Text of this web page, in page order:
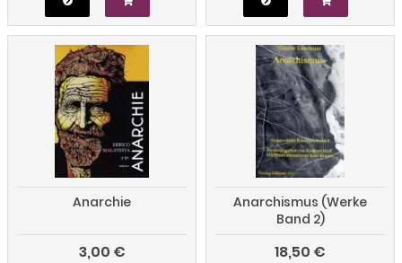
Anarchie
3,00 €
Anarchismus (Werke
Band 2)
18,50 €